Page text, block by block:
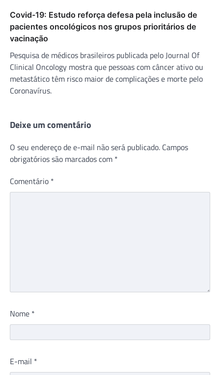
Covid-19: Estudo reforça defesa pela inclusão de
pacientes oncológicos nos grupos prioritários de
vacinação
Pesquisa de médicos brasileiros publicada pelo Journal Of
Clinical Oncology mostra que pessoas com câncer ativo ou
metastático têm risco maior de complicações e morte pelo
Coronavírus.
Deixe um comentário
O seu endereço de e-mail não será publicado. Campos
obrigatórios são marcados com *
Comentário *
Nome *
E-mail *